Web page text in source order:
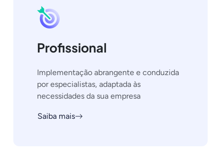
Profissional
Implementação abrangente e conduzida
por especialistas, adaptada às
necessidades da sua empresa
Saiba mais